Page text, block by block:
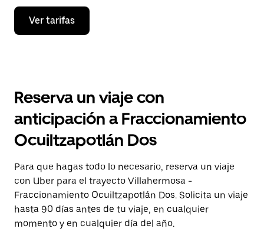
Presiona
flecha
el
y
selecciona
una
Presiona
la
tecla Esc
para
cerrar
el
calendario.
Ver tarifas
Reserva un viaje con
anticipación a Fraccionamiento
Ocuiltzapotlán Dos
Para que hagas todo lo necesario, reserva un viaje
con Uber para el trayecto Villahermosa -
Fraccionamiento Ocuiltzapotlán Dos. Solicita un viaje
hasta 90 días antes de tu viaje, en cualquier
momento y en cualquier día del año.